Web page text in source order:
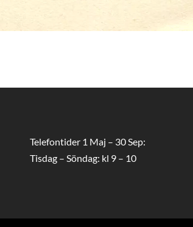
Telefontider 1 Maj – 30 Sep:
Tisdag – Söndag: kl 9 – 10